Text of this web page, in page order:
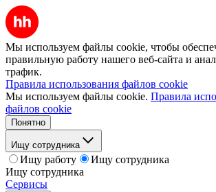
Мы используем файлы cookie, чтобы
правильную работу нашего веб-сайта и
трафик.
Правила использования файлов cookie
Мы используем файлы cookie. Правила
файлов cookie
Понятно
Ищу сотрудника
Ищу работу
Ищу сотрудника
Ищу сотрудника
Сервисы